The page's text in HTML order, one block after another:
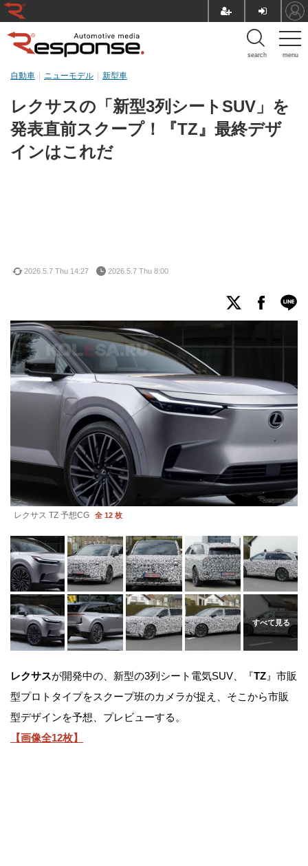
menu
search
レクサスの「新型3列シートSUV」を
発表直前スクープ！『TZ』最終デザ
インはこれだ
自動車 ニューモデル 新型車
2026.5.7 Thu 14:27 2026.5.7 Thu 8:00
レクサス TZ 予想CG 全 12 枚
レクサスが開発中の、新型の3列シート電気SUV、『TZ 』市販
型プロトタイプをスクープ班のカメラが捉え、そこから市販
型デザインを予想、プレビューする。
【画像全12枚】